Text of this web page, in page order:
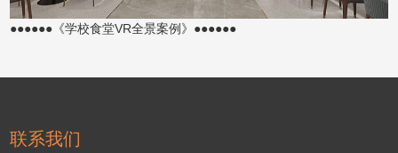
●●●●●●《学校食堂VR全景案例》●●●●●●
联系我们